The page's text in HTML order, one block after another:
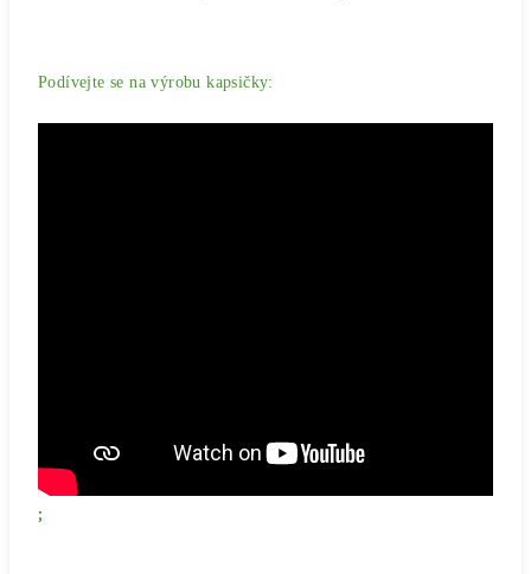
Podívejte se na výrobu kapsičky:
;